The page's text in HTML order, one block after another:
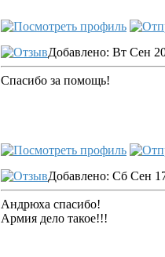
Добавлено: Вт Сен
Спасибо за помощь!
Добавлено: Сб Сен
Андрюха спасибо!
Армия дело такое!!!